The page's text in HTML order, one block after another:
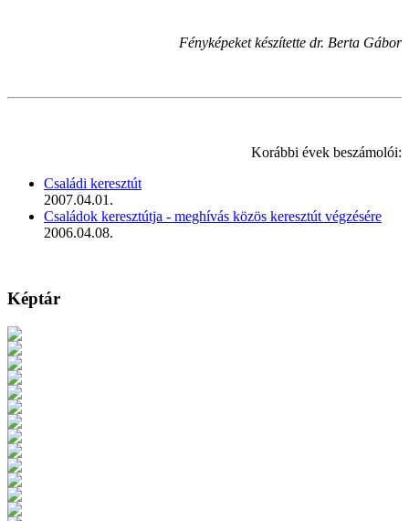
Fényképeket készítette dr. Berta Gábor
Korábbi évek beszámolói:
Családi keresztút
2007.04.01.
Családok keresztútja - meghívás közös keresztút végzésére
2006.04.08.
Képtár